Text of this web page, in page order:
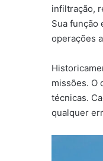
infiltração,
Sua função
operações
missões. O
técnicas.
qualquer